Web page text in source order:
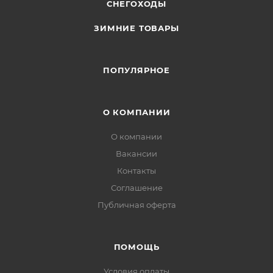
СНЕГОХОДЫ
ЗИМНИЕ ТОВАРЫ
ПОПУЛЯРНОЕ
О КОМПАНИИ
О компании
Вакансии
Контакты
Соглашение
Публичная оферта
ПОМОЩЬ